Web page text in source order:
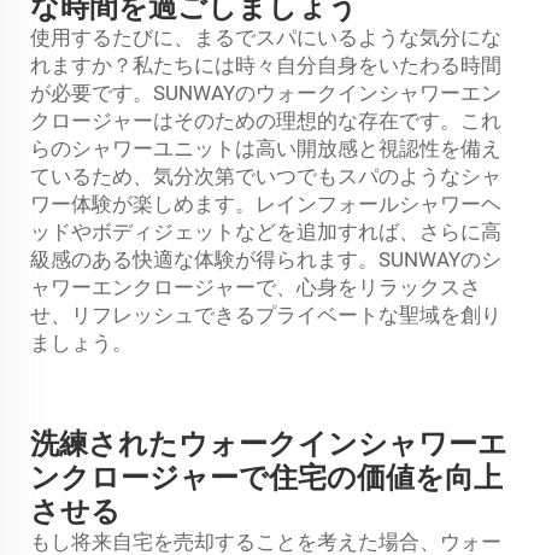
使用するたびに、まるでスパにいるような気分にな
れますか？私たちには時々自分自身をいたわる時間
が必要です。SUNWAYのウォークインシャワーエン
クロージャーはそのための理想的な存在です。これ
らのシャワーユニットは高い開放感と視認性を備え
ているため、気分次第でいつでもスパのようなシャ
ワー体験が楽しめます。レインフォールシャワーヘ
ッドやボディジェットなどを追加すれば、さらに高
級感のある快適な体験が得られます。SUNWAYのシ
ャワーエンクロージャーで、心身をリラックスさ
せ、リフレッシュできるプライベートな聖域を創り
ましょう。
洗練されたウォークインシャワーエ
ンクロージャーで住宅の価値を向上
させる
もし将来自宅を売却することを考えた場合、ウォー